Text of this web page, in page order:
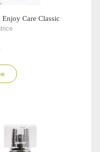
Care Classic